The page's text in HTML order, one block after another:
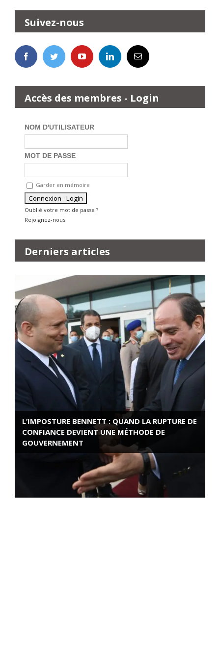
Suivez-nous
Accès des membres - Login
NOM D'UTILISATEUR
MOT DE PASSE
Garder en mémoire
Oublié votre mot de passe ?
Rejoignez-nous
Derniers articles
L’IMPOSTURE BENNETT : QUAND LA RUPTURE DE
CONFIANCE DEVIENT UNE MÉTHODE DE
GOUVERNEMENT
ROSE VALLAND, HEROÏNE DE LA RESISTANCE